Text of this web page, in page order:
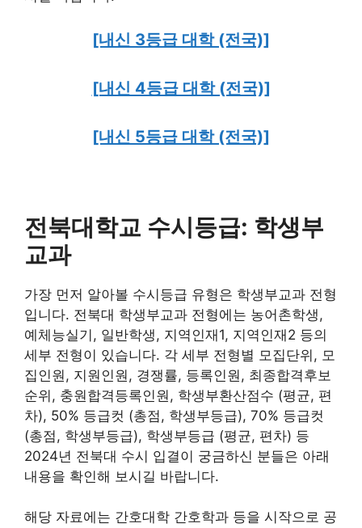
[내신 3등급 대학 (전국)]
[내신 4등급 대학 (전국)]
[내신 5등급 대학 (전국)]
전북대학교 수시등급: 학생부
교과
가장 먼저 알아볼 수시등급 유형은 학생부교과 전형
입니다. 전북대 학생부교과 전형에는 농어촌학생,
예체능실기, 일반학생, 지역인재1, 지역인재2 등의
세부 전형이 있습니다. 각 세부 전형별 모집단위, 모
집인원, 지원인원, 경쟁률, 등록인원, 최종합격후보
순위, 충원합격등록인원, 학생부환산점수 (평균, 편
차), 50% 등급컷 (총점, 학생부등급), 70% 등급컷
(총점, 학생부등급), 학생부등급 (평균, 편차) 등
2024년 전북대 수시 입결이 궁금하신 분들은 아래
내용을 확인해 보시길 바랍니다.
해당 자료에는 간호대학 간호학과 등을 시작으로 공